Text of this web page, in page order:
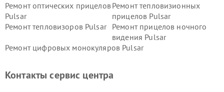
Ремонт оптических прицелов
Pulsar
Ремонт тепловизионных
прицелов Pulsar
Ремонт тепловизоров Pulsar
Ремонт прицелов ночного
видения Pulsar
Ремонт цифровых монокуляров Pulsar
Контакты сервис центра